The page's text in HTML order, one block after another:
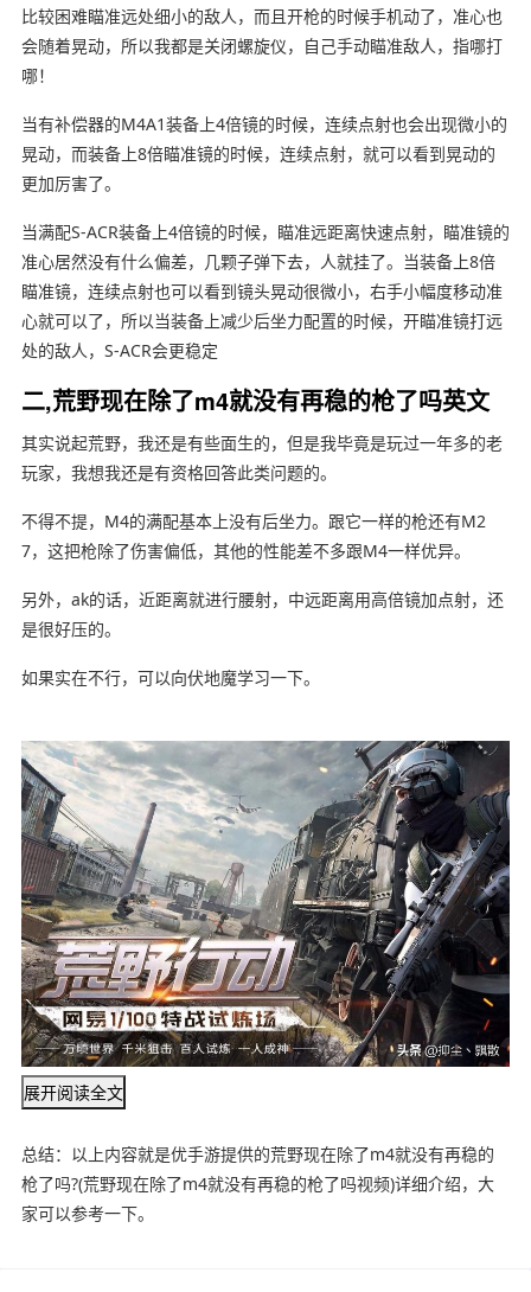
比较困难瞄准远处细小的敌人，而且开枪的时候手机动了，准心也
会随着晃动，所以我都是关闭螺旋仪，自己手动瞄准敌人，指哪打
哪！
当有补偿器的M4A1装备上4倍镜的时候，连续点射也会出现微小的
晃动，而装备上8倍瞄准镜的时候，连续点射，就可以看到晃动的
更加厉害了。
当满配S-ACR装备上4倍镜的时候，瞄准远距离快速点射，瞄准镜的
准心居然没有什么偏差，几颗子弹下去，人就挂了。当装备上8倍
瞄准镜，连续点射也可以看到镜头晃动很微小，右手小幅度移动准
心就可以了，所以当装备上减少后坐力配置的时候，开瞄准镜打远
处的敌人，S-ACR会更稳定
二,荒野现在除了m4就没有再稳的枪了吗英文
其实说起荒野，我还是有些面生的，但是我毕竟是玩过一年多的老
玩家，我想我还是有资格回答此类问题的。
不得不提，M4的满配基本上没有后坐力。跟它一样的枪还有M2
7，这把枪除了伤害偏低，其他的性能差不多跟M4一样优异。
另外，ak的话，近距离就进行腰射，中远距离用高倍镜加点射，还
是很好压的。
如果实在不行，可以向伏地魔学习一下。
展开阅读全文
总结：以上内容就是优手游提供的荒野现在除了m4就没有再稳的
枪了吗?(荒野现在除了m4就没有再稳的枪了吗视频)详细介绍，大
家可以参考一下。